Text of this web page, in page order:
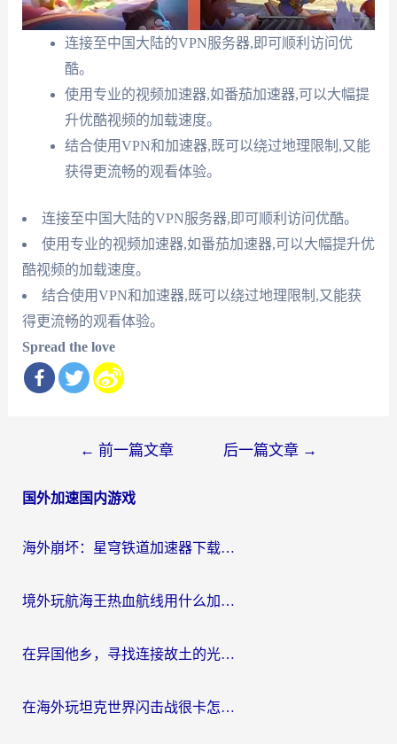
连接至中国大陆的VPN服务器,即可顺利访问优
酷。
使用专业的视频加速器,如番茄加速器,可以大幅提
升优酷视频的加载速度。
结合使用VPN和加速器,既可以绕过地理限制,又能
获得更流畅的观看体验。
连接至中国大陆的VPN服务器,即可顺利访问优酷。
使用专业的视频加速器,如番茄加速器,可以大幅提升优
酷视频的加载速度。
结合使用VPN和加速器,既可以绕过地理限制,又能获
得更流畅的观看体验。
Spread the love
导
← 前一篇文章 后一篇文章 →
国外加速国内游戏
海外崩坏：星穹铁道加速器下载安装：一份给游子的终极网络指南
境外玩航海王热血航线用什么加速器？2026海外玩家实测最优方案（附欧洲问道堡垒前线加速技巧）
在异国他乡，寻找连接故土的光明大陆免费加速器
在海外玩坦克世界闪击战很卡怎么办？老玩家亲测有效的加速器选择指南